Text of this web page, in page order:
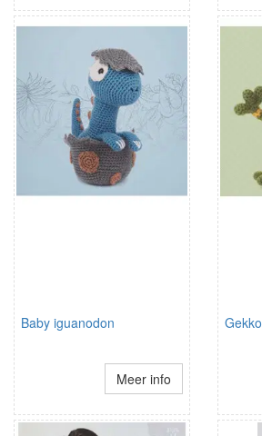
Baby iguanodon
Meer info
Gekko